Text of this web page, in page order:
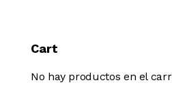
Cart
No hay productos en el